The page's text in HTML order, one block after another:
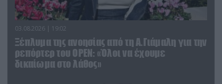
03.08.2026 | 19:02
Ξέπλυμα της ανοησίας από τη Α.Γιάμαλη για την
ρεπόρτερ του ΟΡΕΝ: «Όλοι να έχουμε
δικαίωμα στο λάθος»